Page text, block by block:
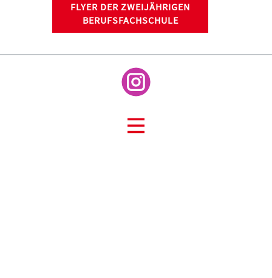
FLYER DER ZWEIJÄHRIGEN
BERUFSFACHSCHULE